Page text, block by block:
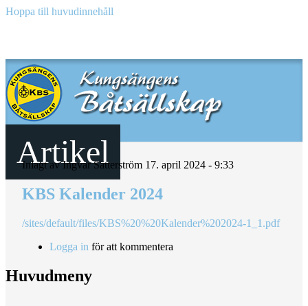
Hoppa till huvudinnehåll
Artikel
Inlagt avIngvar Sätterström 17. april 2024 - 9:33
KBS Kalender 2024
/sites/default/files/KBS%20%20Kalender%202024-1_1.pdf
Logga in för att kommentera
Huvudmeny